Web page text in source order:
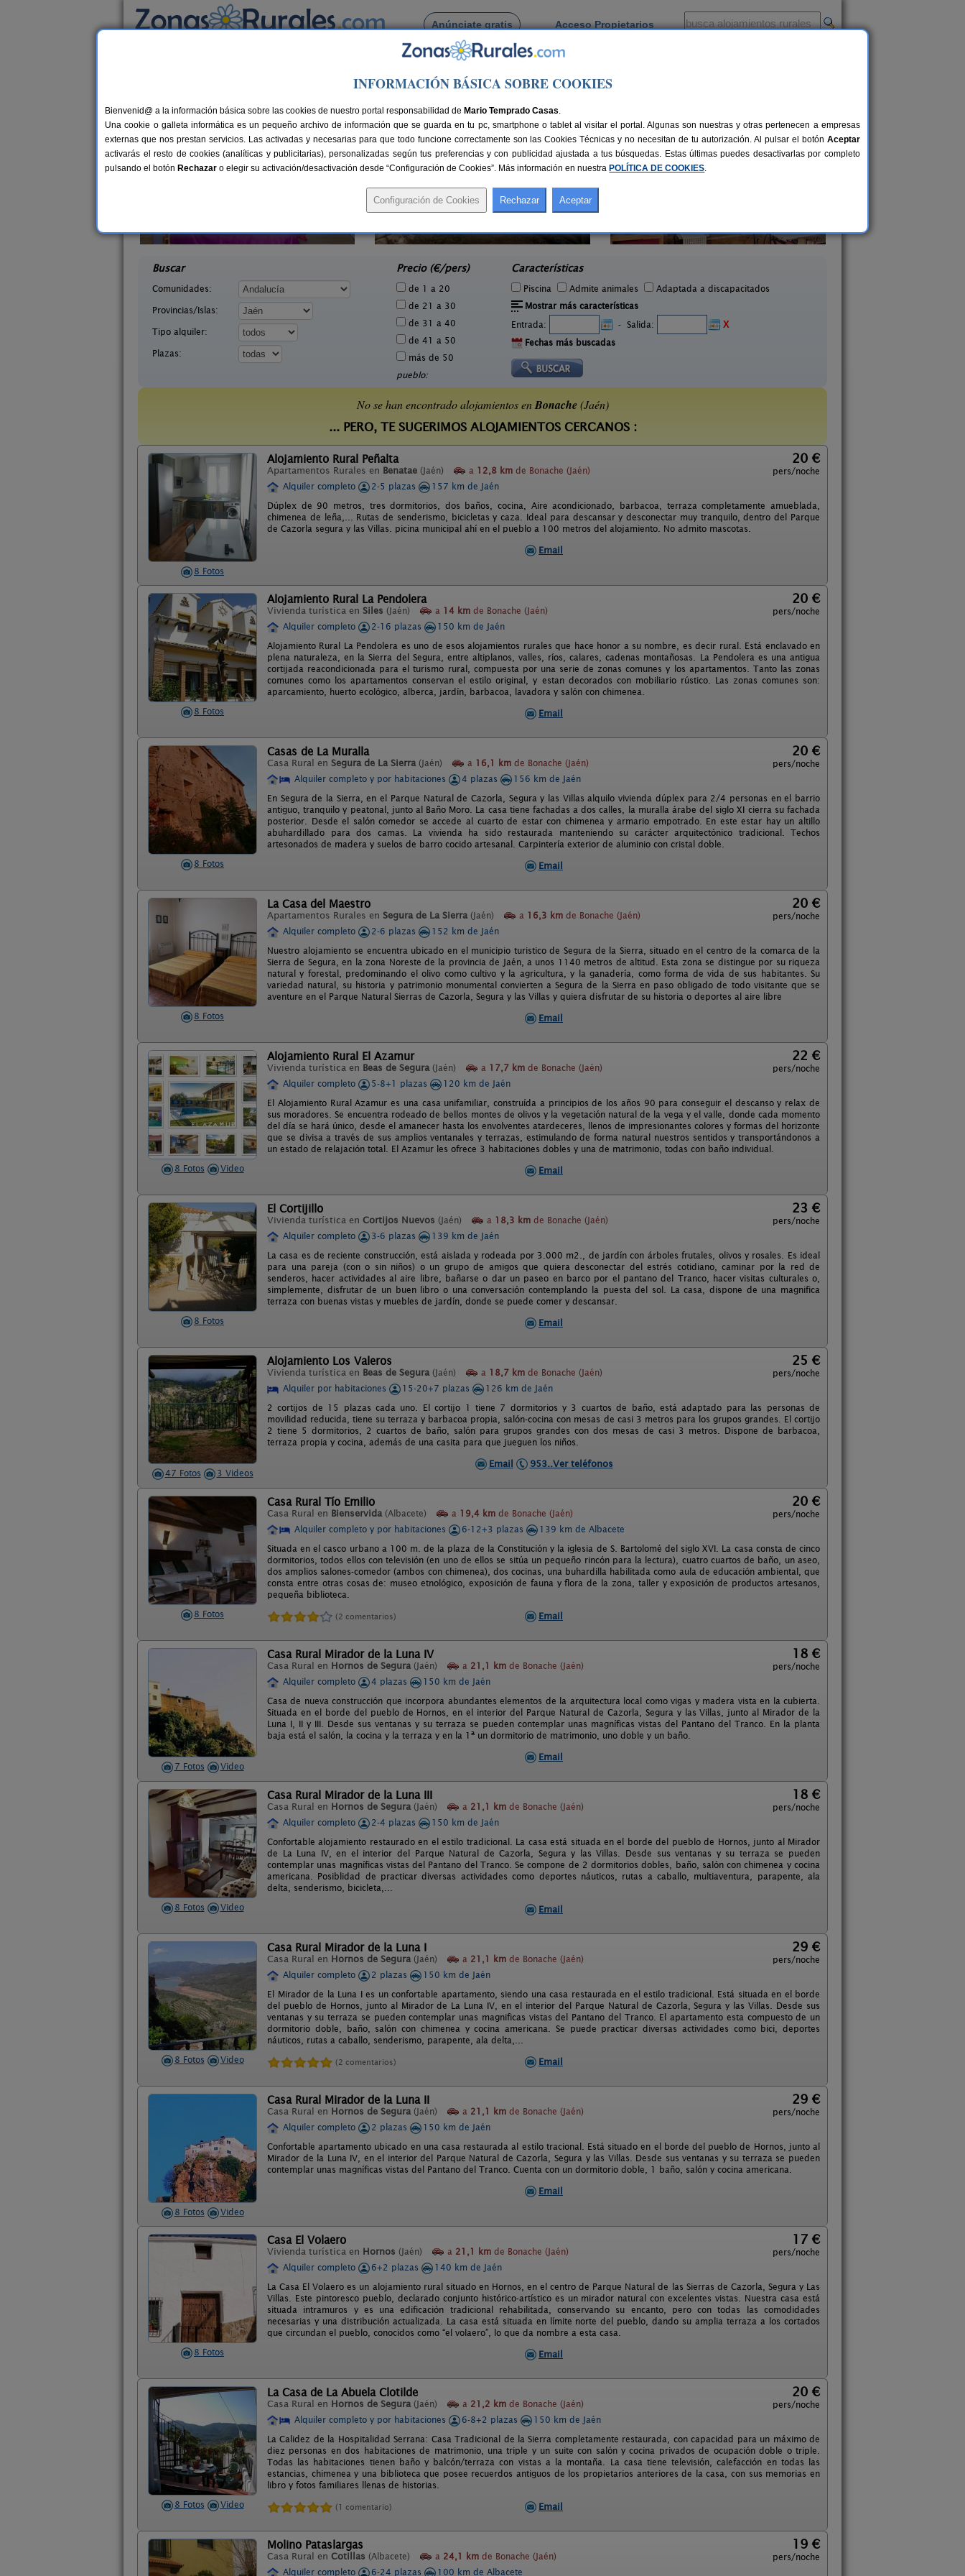
Anúnciate gratis Acceso Propietarios
Busca por pueblo
Casas Rurales cerca de Bonache
29 €
Casa La Ronda
Buscar
Comunidades:
Provincias/Islas:
Tipo alquiler:
Plazas:
Precio (€/pers)
de 1 a 20
de 21 a 30
de 31 a 40
de 41 a 50
más de 50
pueblo:
Características
Piscina Admite animales
Adaptada a discapacitados
Mostrar más características
Entrada:
- Salida:
X
Fechas más buscadas
No se han encontrado alojamientos enBonache(Jaén)
... PERO, TE SUGERIMOS ALOJAMIENTOS CERCANOS :
8 Fotos
Alojamiento Rural Peñalta
Apartamentos Rurales en Benatae (Jaén) a 12,8 km de Bonache (Jaén)
20 €
pers/noche
Alquiler completo
2-5 plazas
157 km de Jaén
Dúplex de 90 metros, tres dormitorios, dos baños, cocina, Aire acondicionado, barbacoa, terraza completamente amueblada,
chimenea de leña,... Rutas de senderismo, bicicletas y caza. Ideal para descansar y desconectar muy tranquilo, dentro del Parque
de Cazorla segura y las Villas. picina municipal ahí en el pueblo a 100 metros del alojamiento. No admito mascotas.
Email
8 Fotos
Alojamiento Rural La Pendolera
Vivienda turística en Siles (Jaén) a 14 km de Bonache (Jaén)
20 €
pers/noche
Alquiler completo
2-16 plazas
150 km de Jaén
Alojamiento Rural La Pendolera es uno de esos alojamientos rurales que hace honor a su nombre, es decir rural. Está enclavado en
plena naturaleza, en la Sierra del Segura, entre altiplanos, valles, ríos, calares, cadenas montañosas. La Pendolera es una antigua
cortijada reacondicionada para el turismo rural, compuesta por una serie de zonas comunes y los apartamentos. Tanto las zonas
comunes como los apartamentos conservan el estilo original, y estan decorados con mobiliario rústico. Las zonas comunes son:
aparcamiento, huerto ecológico, alberca, jardín, barbacoa, lavadora y salón con chimenea.
Email
8 Fotos
Casas de La Muralla
Casa Rural en Segura de La Sierra (Jaén) a 16,1 km de Bonache (Jaén)
20 €
pers/noche
Alquiler completo y por habitaciones
4 plazas
156 km de Jaén
En Segura de la Sierra, en el Parque Natural de Cazorla, Segura y las Villas alquilo vivienda dúplex para 2/4 personas en el barrio
antiguo, tranquilo y peatonal, junto al Baño Moro. La casa tiene fachadas a dos calles, la muralla árabe del siglo XI cierra su fachada
posterior. Desde el salón comedor se accede al cuarto de estar con chimenea y armario empotrado. En este estar hay un altillo
abuhardillado para dos camas. La vivienda ha sido restaurada manteniendo su carácter arquitectónico tradicional. Techos
artesonados de madera y suelos de barro cocido artesanal. Carpintería exterior de aluminio con cristal doble.
Email
8 Fotos
La Casa del Maestro
Apartamentos Rurales en Segura de La Sierra (Jaén) a 16,3 km de Bonache (Jaén)
20 €
pers/noche
Alquiler completo
2-6 plazas
152 km de Jaén
Nuestro alojamiento se encuentra ubicado en el municipio turistico de Segura de la Sierra, situado en el centro de la comarca de la
Sierra de Segura, en la zona Noreste de la provincia de Jaén, a unos 1140 metros de altitud. Esta zona se distingue por su riqueza
natural y forestal, predominando el olivo como cultivo y la agricultura, y la ganadería, como forma de vida de sus habitantes. Su
variedad natural, su historia y patrimonio monumental convierten a Segura de la Sierra en paso obligado de todo visitante que se
aventure en el Parque Natural Sierras de Cazorla, Segura y las Villas y quiera disfrutar de su historia o deportes al aire libre
Email
8 Fotos Video
Alojamiento Rural El Azamur
Vivienda turística en Beas de Segura (Jaén) a 17,7 km de Bonache (Jaén)
22 €
pers/noche
Alquiler completo
5-8+1 plazas
120 km de Jaén
El Alojamiento Rural Azamur es una casa unifamiliar, construída a principios de los años 90 para conseguir el descanso y relax de
sus moradores. Se encuentra rodeado de bellos montes de olivos y la vegetación natural de la vega y el valle, donde cada momento
del día se hará único, desde el amanecer hasta los envolventes atardeceres, llenos de impresionantes colores y formas del horizonte
que se divisa a través de sus amplios ventanales y terrazas, estimulando de forma natural nuestros sentidos y transportándonos a
un estado de relajación total. El Azamur les ofrece 3 habitaciones dobles y una de matrimonio, todas con baño individual.
Email
8 Fotos
El Cortijillo
Vivienda turística en Cortijos Nuevos (Jaén) a 18,3 km de Bonache (Jaén)
23 €
pers/noche
Alquiler completo
3-6 plazas
139 km de Jaén
La casa es de reciente construcción, está aislada y rodeada por 3.000 m2., de jardín con árboles frutales, olivos y rosales. Es ideal
para una pareja (con o sin niños) o un grupo de amigos que quiera desconectar del estrés cotidiano, caminar por la red de
senderos, hacer actividades al aire libre, bañarse o dar un paseo en barco por el pantano del Tranco, hacer visitas culturales o,
simplemente, disfrutar de un buen libro o una conversación contemplando la puesta del sol. La casa, dispone de una magnifica
terraza con buenas vistas y muebles de jardín, donde se puede comer y descansar.
Email
47 Fotos 3 Videos
Alojamiento Los Valeros
Vivienda turística en Beas de Segura (Jaén) a 18,7 km de Bonache (Jaén)
25 €
pers/noche
Alquiler por habitaciones
15-20+7 plazas
126 km de Jaén
2 cortijos de 15 plazas cada uno. El cortijo 1 tiene 7 dormitorios y 3 cuartos de baño, está adaptado para las personas de
movilidad reducida, tiene su terraza y barbacoa propia, salón-cocina con mesas de casi 3 metros para los grupos grandes. El cortijo
2 tiene 5 dormitorios, 2 cuartos de baño, salón para grupos grandes con dos mesas de casi 3 metros. Dispone de barbacoa,
terraza propia y cocina, además de una casita para que jueguen los niños.
Email
953..Ver teléfonos
8 Fotos
Casa Rural Tío Emilio
Casa Rural en Bienservida (Albacete) a 19,4 km de Bonache (Jaén)
20 €
pers/noche
Alquiler completo y por habitaciones
6-12+3 plazas
139 km de Albacete
Situada en el casco urbano a 100 m. de la plaza de la Constitución y la iglesia de S. Bartolomé del siglo XVI. La casa consta de cinco
dormitorios, todos ellos con televisión (en uno de ellos se sitúa un pequeño rincón para la lectura), cuatro cuartos de baño, un aseo,
dos amplios salones-comedor (ambos con chimenea), dos cocinas, una buhardilla habilitada como aula de educación ambiental, que
consta entre otras cosas de: museo etnológico, exposición de fauna y flora de la zona, taller y exposición de productos artesanos,
pequeña biblioteca.
(2 comentarios) Email
7 Fotos Video
Casa Rural Mirador de la Luna IV
Casa Rural en Hornos de Segura (Jaén) a 21,1 km de Bonache (Jaén)
18 €
pers/noche
Alquiler completo
4 plazas
150 km de Jaén
Casa de nueva construcción que incorpora abundantes elementos de la arquitectura local como vigas y madera vista en la cubierta.
Situada en el borde del pueblo de Hornos, en el interior del Parque Natural de Cazorla, Segura y las Villas, junto al Mirador de la
Luna I, II y III. Desde sus ventanas y su terraza se pueden contemplar unas magníficas vistas del Pantano del Tranco. En la planta
baja está el salón, la cocina y la terraza y en la 1ª un dormitorio de matrimonio, uno doble y un baño.
Email
8 Fotos Video
Casa Rural Mirador de la Luna III
Casa Rural en Hornos de Segura (Jaén) a 21,1 km de Bonache (Jaén)
18 €
pers/noche
Alquiler completo
2-4 plazas
150 km de Jaén
Confortable alojamiento restaurado en el estilo tradicional. La casa está situada en el borde del pueblo de Hornos, junto al Mirador
de La Luna IV, en el interior del Parque Natural de Cazorla, Segura y las Villas. Desde sus ventanas y su terraza se pueden
contemplar unas magníficas vistas del Pantano del Tranco. Se compone de 2 dormitorios dobles, baño, salón con chimenea y cocina
americana. Posiblidad de practicar diversas actividades como deportes náuticos, rutas a caballo, multiaventura, parapente, ala
delta, senderismo, bicicleta,...
Email
8 Fotos Video
Casa Rural Mirador de la Luna I
Casa Rural en Hornos de Segura (Jaén) a 21,1 km de Bonache (Jaén)
29 €
pers/noche
Alquiler completo
2 plazas
150 km de Jaén
El Mirador de la Luna I es un confortable apartamento, siendo una casa restaurada en el estilo tradicional. Está situada en el borde
del pueblo de Hornos, junto al Mirador de La Luna IV, en el interior del Parque Natural de Cazorla, Segura y las Villas. Desde sus
ventanas y su terraza se pueden contemplar unas magnificas vistas del Pantano del Tranco. El apartamento esta compuesto de un
dormitorio doble, baño, salón con chimenea y cocina americana. Se puede practicar diversas actividades como bici, deportes
náuticos, rutas a caballo, senderismo, parapente, ala delta,...
(2 comentarios) Email
8 Fotos Video
Casa Rural Mirador de la Luna II
Casa Rural en Hornos de Segura (Jaén) a 21,1 km de Bonache (Jaén)
29 €
pers/noche
Alquiler completo
2 plazas
150 km de Jaén
Confortable apartamento ubicado en una casa restaurada al estilo tracional. Está situado en el borde del pueblo de Hornos, junto al
Mirador de la Luna IV, en el interior del Parque Natural de Cazorla, Segura y las Villas. Desde sus ventanas y su terraza se pueden
contemplar unas magníficas vistas del Pantano del Tranco. Cuenta con un dormitorio doble, 1 baño, salón y cocina americana.
Email
8 Fotos
Casa El Volaero
Vivienda turística en Hornos (Jaén) a 21,1 km de Bonache (Jaén)
17 €
pers/noche
Alquiler completo
6+2 plazas
140 km de Jaén
La Casa El Volaero es un alojamiento rural situado en Hornos, en el centro de Parque Natural de las Sierras de Cazorla, Segura y Las
Villas. Este pintoresco pueblo, declarado conjunto histórico-artístico es un mirador natural con excelentes vistas. Nuestra casa está
situada intramuros y es una edificación tradicional rehabilitada, conservando su encanto, pero con todas las comodidades
necesarias y una distribución actualizada. La casa está situada en límite norte del pueblo, dando su amplia terraza a los cortados
que circundan el pueblo, conocidos como “el volaero”, lo que da nombre a esta casa.
Email
8 Fotos Video
La Casa de La Abuela Clotilde
Casa Rural en Hornos de Segura (Jaén) a 21,2 km de Bonache (Jaén)
20 €
pers/noche
Alquiler completo y por habitaciones
6-8+2 plazas
150 km de Jaén
La Calidez de la Hospitalidad Serrana: Casa Tradicional de la Sierra completamente restaurada, con capacidad para un máximo de
diez personas en dos habitaciones de matrimonio, una triple y un suite con salón y cocina privados de ocupación doble o triple.
Todas las habitaciones tienen baño y balcón/terraza con vistas a la montaña. La casa tiene televisión, calefacción en todas las
estancias, chimenea y una biblioteca que posee recuerdos antiguos de los propietarios anteriores de la casa, con sus memorias en
libro y fotos familiares llenas de historias.
(1 comentario) Email
Molino Pataslargas
Casa Rural en Cotillas (Albacete) a 24,1 km de Bonache (Jaén)
19 €
pers/noche
Alquiler completo
6-24 plazas 100 km de Albacete
INFORMACIÓN BÁSICA SOBRE COOKIES
Bienvenid@ a la información básica sobre las cookies de nuestro portal responsabilidad de Mario Temprado Casas.
Una cookie o galleta informática es un pequeño archivo de información que se guarda en tu pc, smartphone o tablet al visitar el portal. Algunas son nuestras y otras pertenecen a empresas
externas que nos prestan servicios. Las activadas y necesarias para que todo funcione correctamente son las Cookies Técnicas y no necesitan de tu autorización. Al pulsar el botón Aceptar
activarás el resto de cookies (analíticas y publicitarias), personalizadas según tus preferencias y con publicidad ajustada a tus búsquedas. Estas últimas puedes desactivarlas por completo
pulsando el botón Rechazar o elegir su activación/desactivación desde “Configuración de Cookies”. Más información en nuestra POLÍTICA DE COOKIES.